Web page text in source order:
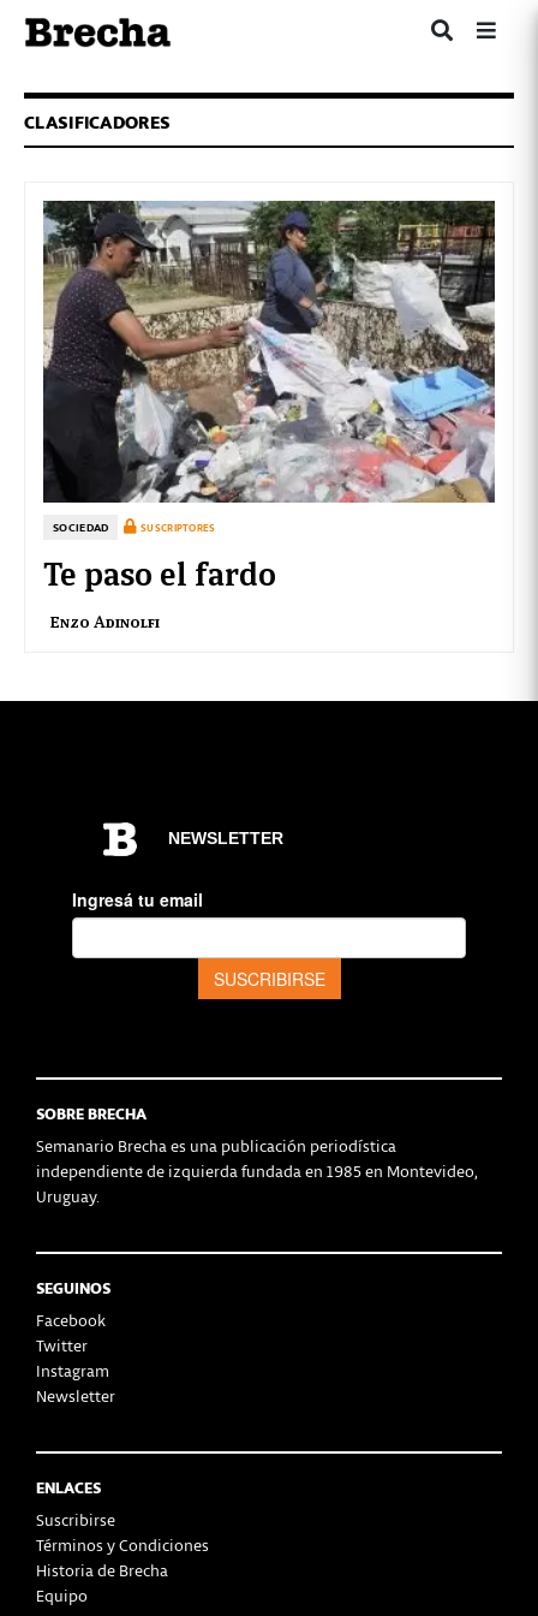
CLASIFICADORES
SOCIEDAD SUSCRIPTORES
Te paso el fardo
Enzo Adinolfi
SOBRE BRECHA
Semanario Brecha es una publicación periodística
independiente de izquierda fundada en 1985 en Montevideo,
Uruguay.
SEGUINOS
Facebook
Twitter
Instagram
Newsletter
ENLACES
Suscribirse
Términos y Condiciones
Historia de Brecha
Equipo